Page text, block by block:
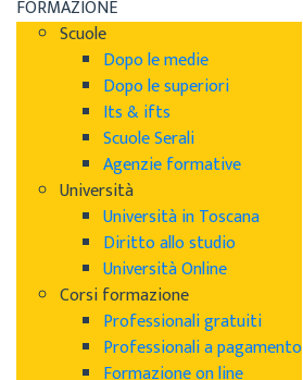
FORMAZIONE
Scuole
Dopo le medie
Dopo le superiori
Its & ifts
Scuole Serali
Agenzie formative
Università
Università in Toscana
Diritto allo studio
Università Online
Corsi formazione
Professionali gratuiti
Professionali a pagamento
Formazione on line